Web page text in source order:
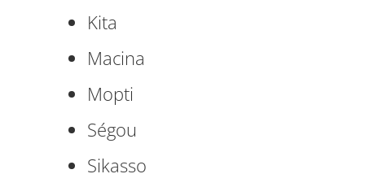
Kita
Macina
Mopti
Ségou
Sikasso